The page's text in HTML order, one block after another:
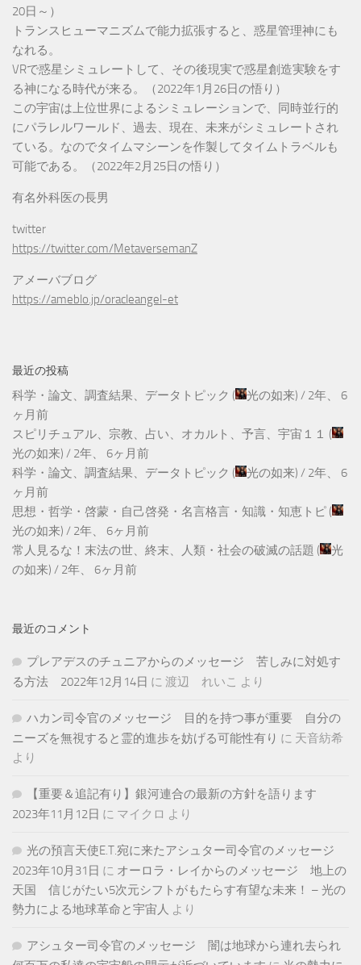
20日～）
トランスヒューマニズムで能力拡張すると、惑星管理神にも
なれる。
VRで惑星シミュレートして、その後現実で惑星創造実験をす
る神になる時代が来る。（2022年1月26日の悟り）
この宇宙は上位世界によるシミュレーションで、同時並行的
にパラレルワールド、過去、現在、未来がシミュレートされ
ている。なのでタイムマシーンを作製してタイムトラベルも
可能である。（2022年2月25日の悟り）
有名外科医の長男
twitter
https://twitter.com/MetaversemanZ
アメーバブログ
https://ameblo.jp/oracleangel-et
最近の投稿
科学・論文、調査結果、データトピック ( 光の如来) / 2年、 6
ヶ月前
スピリチュアル、宗教、占い、オカルト、予言、宇宙１１ (
光の如来) / 2年、 6ヶ月前
科学・論文、調査結果、データトピック ( 光の如来) / 2年、 6
ヶ月前
思想・哲学・啓蒙・自己啓発・名言格言・知識・知恵トピ (
光の如来) / 2年、 6ヶ月前
常人見るな！末法の世、終末、人類・社会の破滅の話題 (
光
の如来) / 2年、 6ヶ月前
最近のコメント
プレアデスのチュニアからのメッセージ 苦しみに対処す
る方法 2022年12月14日 に 渡辺 れいこ より
ハカン司令官のメッセージ 目的を持つ事が重要 自分の
ニーズを無視すると霊的進歩を妨げる可能性有り に 天音紡希
より
【重要＆追記有り】銀河連合の最新の方針を語ります
2023年11月12日 に マイクロ より
光の預言天使E.T.宛に来たアシュター司令官のメッセージ
2023年10月31日 に オーロラ・レイからのメッセージ 地上の
天国 信じがたい5次元シフトがもたらす有望な未来！ – 光の
勢力による地球革命と宇宙人 より
アシュター司令官のメッセージ 闇は地球から連れ去られ